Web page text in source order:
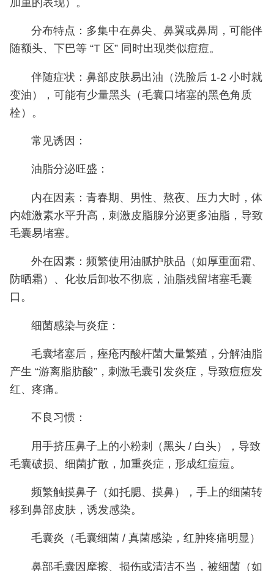
加重的表现）。
分布特点：多集中在鼻尖、鼻翼或鼻周，可能伴
随额头、下巴等 “T 区” 同时出现类似痘痘。
伴随症状：鼻部皮肤易出油（洗脸后 1-2 小时就
变油），可能有少量黑头（毛囊口堵塞的黑色角质
栓）。
常见诱因：
油脂分泌旺盛：
内在因素：青春期、男性、熬夜、压力大时，体
内雄激素水平升高，刺激皮脂腺分泌更多油脂，导致
毛囊易堵塞。
外在因素：频繁使用油腻护肤品（如厚重面霜、
防晒霜）、化妆后卸妆不彻底，油脂残留堵塞毛囊
口。
细菌感染与炎症：
毛囊堵塞后，痤疮丙酸杆菌大量繁殖，分解油脂
产生 “游离脂肪酸”，刺激毛囊引发炎症，导致痘痘发
红、疼痛。
不良习惯：
用手挤压鼻子上的小粉刺（黑头 / 白头），导致
毛囊破损、细菌扩散，加重炎症，形成红痘痘。
频繁触摸鼻子（如托腮、摸鼻），手上的细菌转
移到鼻部皮肤，诱发感染。
毛囊炎（毛囊细菌 / 真菌感染，红肿疼痛明显）
鼻部毛囊因摩擦、损伤或清洁不当，被细菌（如